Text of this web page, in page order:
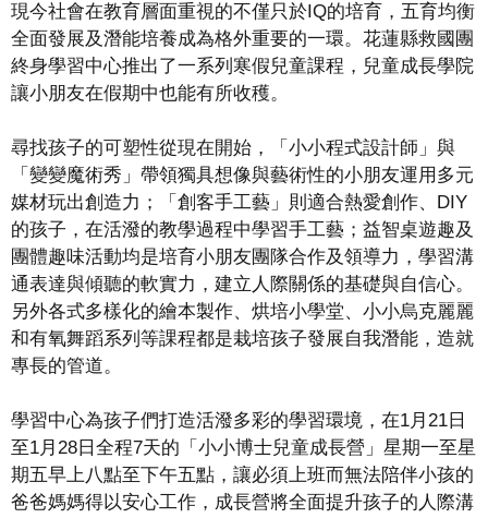
現今社會在教育層面重視的不僅只於IQ的培育，五育均衡
全面發展及潛能培養成為格外重要的一環。花蓮縣救國團
終身學習中心推出了一系列寒假兒童課程，兒童成長學院
讓小朋友在假期中也能有所收穫。
尋找孩子的可塑性從現在開始，「小小程式設計師」與
「變變魔術秀」帶領獨具想像與藝術性的小朋友運用多元
媒材玩出創造力；「創客手工藝」則適合熱愛創作、DIY
的孩子，在活潑的教學過程中學習手工藝；益智桌遊趣及
團體趣味活動均是培育小朋友團隊合作及領導力，學習溝
通表達與傾聽的軟實力，建立人際關係的基礎與自信心。
另外各式多樣化的繪本製作、烘培小學堂、小小烏克麗麗
和有氧舞蹈系列等課程都是栽培孩子發展自我潛能，造就
專長的管道。
學習中心為孩子們打造活潑多彩的學習環境，在1月21日
至1月28日全程7天的「小小博士兒童成長營」星期一至星
期五早上八點至下午五點，讓必須上班而無法陪伴小孩的
爸爸媽媽得以安心工作，成長營將全面提升孩子的人際溝